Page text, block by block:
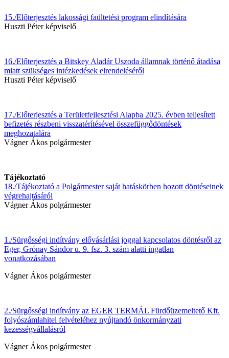
15./Előterjesztés lakossági faültetési program elindítására
Huszti Péter képviselő
16./Előterjesztés a Bitskey Aladár Uszoda államnak történő átadása
miatt szükséges intézkedések elrendeléséről
Huszti Péter képviselő
17./Előterjesztés a Területfejlesztési Alapba 2025. évben teljesített
befizetés részbeni visszatérítésével összefüggődöntések
meghozatalára
Vágner Ákos polgármester
Tájékoztató
18./Tájékoztató a Polgármester saját hatáskörben hozott döntéseinek
végrehajtásáról
Vágner Ákos polgármester
1./Sürgősségi indítvány elővásárlási joggal kapcsolatos döntésről az
Eger, Grónay Sándor u. 9. fsz. 3. szám alatti ingatlan
vonatkozásában
Vágner Ákos polgármester
2./Sürgősségi indítvány az EGER TERMÁL Fürdőüzemeltető Kft.
folyószámlahitel felvételéhez nyújtandó önkormányzati
kezességvállalásról
Vágner Ákos polgármester